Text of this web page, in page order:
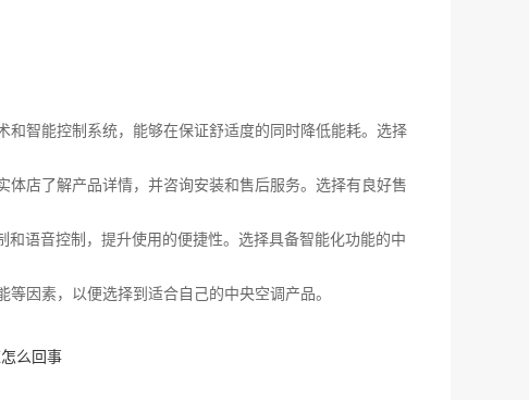
智能控制系统，能够在保证舒适度的同时降低能耗。选择
店了解产品详情，并咨询安装和售后服务。选择有良好售
语音控制，提升使用的便捷性。选择具备智能化功能的中
因素，以便选择到适合自己的中央空调产品。‍
么回事